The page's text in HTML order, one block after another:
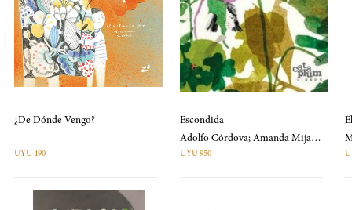
¿De Dónde Vengo?
-
UYU 490
Escondida
Adolfo Córdova; Amanda Mijangos
UYU 950